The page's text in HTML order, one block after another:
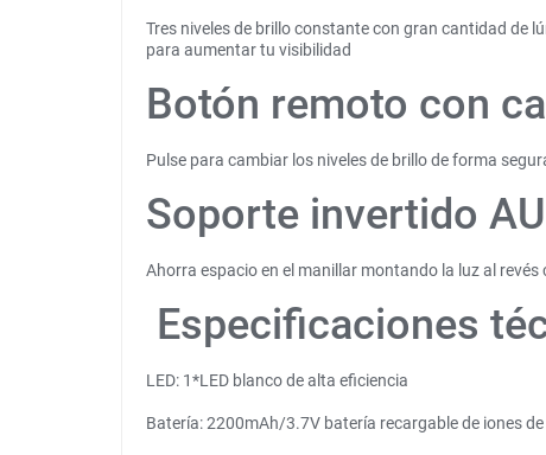
Tres niveles de brillo constante con gran cantidad de
para aumentar tu visibilidad
Botón remoto con
Pulse para cambiar los niveles de brillo de forma
Soporte invertido
Ahorra espacio en el manillar montando la luz al revés
Especificaciones
LED: 1*LED blanco de alta eficiencia
Batería: 2200mAh/3.7V batería recargable de iones